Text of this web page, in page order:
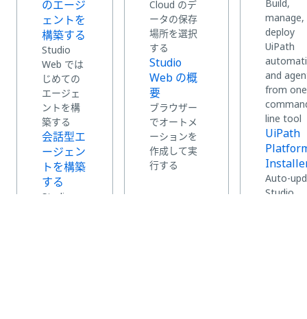
のエージ
ェントを
構築する
Studio
Web では
じめての
エージェ
ントを構
築する
会話型エ
ージェン
トを構築
する
Studio
Cloud のデ
ータの保存
場所を選択
する
Studio
Web の概
要
ブラウザー
でオートメ
ーションを
作成して実
行する
Build,
manage,
deploy
UiPath
and
from one
line tool
UiPath
Auto-
Studio,